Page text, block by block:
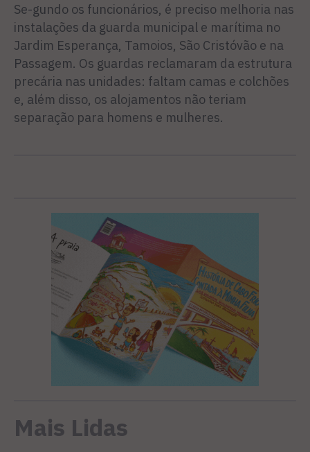
Se-gundo os funcionários, é preciso melhoria nas
instalações da guarda municipal e marítima no
Jardim Esperança, Tamoios, São Cristóvão e na
Passagem. Os guardas reclamaram da estrutura
precária nas unidades: faltam camas e colchões
e, além disso, os alojamentos não teriam
separação para homens e mulheres.
Mais Lidas